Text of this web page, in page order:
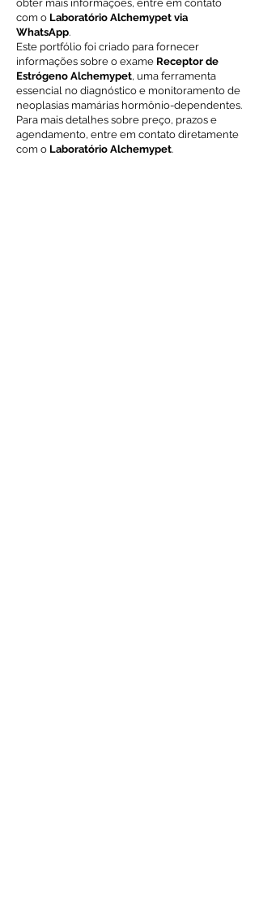
obter mais informações, entre em contato
com o Laboratório Alchemypet via
WhatsApp.
Este portfólio foi criado para fornecer
informações sobre o exame Receptor de
Estrógeno Alchemypet, uma ferramenta
essencial no diagnóstico e monitoramento de
neoplasias mamárias hormônio-dependentes.
Para mais detalhes sobre preço, prazos e
agendamento, entre em contato diretamente
com o Laboratório Alchemypet.